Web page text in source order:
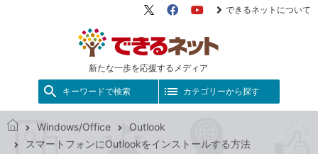
新たな一歩を応援するメディア
X（旧
FacebookYouTube
できるネットについて
キーワードで検索 カテゴリーから探す
Windows/Office
Outlook
スマートフォンにOutlookをインストールする方法